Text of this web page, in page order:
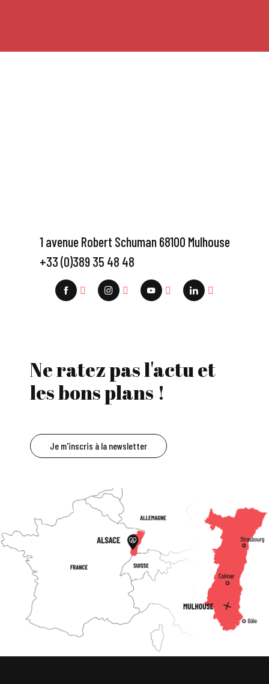
1 avenue Robert Schuman 68100 Mulhouse
+33 (0)389 35 48 48
Ne ratez pas l'actu et
les bons plans !
Je m'inscris à la newsletter